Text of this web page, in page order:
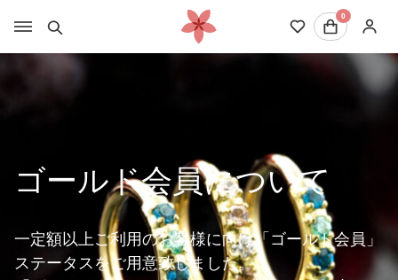
0
ゴールド会員について
一定額以上ご利用のお客様に向け「ゴールド会員」
ステータスをご用意致しました。